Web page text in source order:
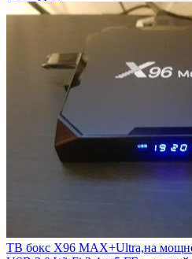
ТВ бокс X96 MAX+Ultra,на